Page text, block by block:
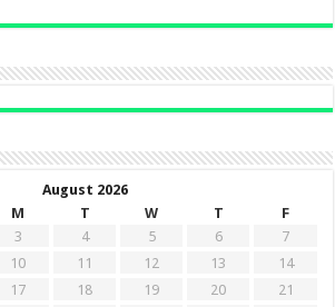
August 2026
M T W T
F
3 4 5 6
7
10 11 12 13
14
17 18 19 20
21